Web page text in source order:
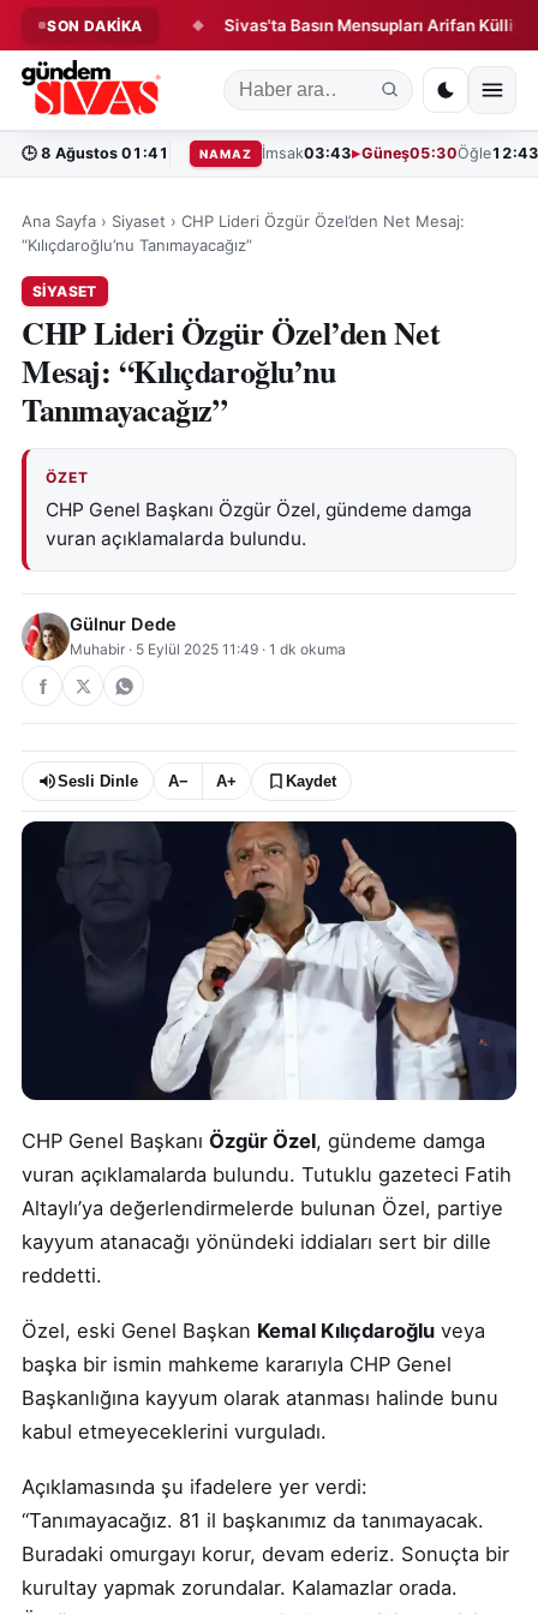
SON DAKİKA
Yangın Paniği! Sivas'ta Basın Mensupları Arifan
🕒 8 Ağustos 01:41 NAMAZ İmsak03:43 Güneş05:30Öğle12:43
Ana Sayfa › Siyaset › CHP Lideri Özgür Özel’den Net Mesaj:
“Kılıçdaroğlu’nu Tanımayacağız”
SIYASET
CHP Lideri Özgür Özel’den Net
Mesaj: “Kılıçdaroğlu’nu
Tanımayacağız”
ÖZET
CHP Genel Başkanı Özgür Özel, gündeme damga
vuran açıklamalarda bulundu.
Gülnur Dede
Muhabir · 5 Eylül 2025 11:49 · 1 dk okuma
Sesli Dinle A− A+ Kaydet
CHP Genel Başkanı Özgür Özel, gündeme damga
vuran açıklamalarda bulundu. Tutuklu gazeteci Fatih
Altaylı’ya değerlendirmelerde bulunan Özel, partiye
kayyum atanacağı yönündeki iddiaları sert bir dille
reddetti.
Özel, eski Genel Başkan Kemal Kılıçdaroğlu veya
başka bir ismin mahkeme kararıyla CHP Genel
Başkanlığına kayyum olarak atanması halinde bunu
kabul etmeyeceklerini vurguladı.
Açıklamasında şu ifadelere yer verdi:
“Tanımayacağız. 81 il başkanımız da tanımayacak.
Buradaki omurgayı korur, devam ederiz. Sonuçta bir
kurultay yapmak zorundalar. Kalamazlar orada.